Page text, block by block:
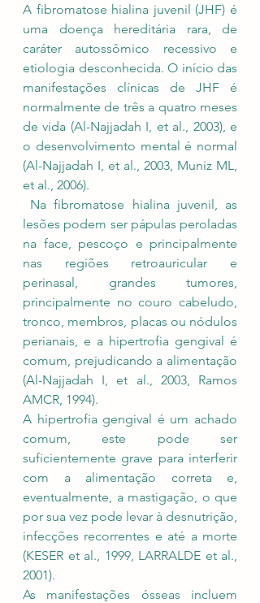
A fibromatose hialina juvenil (JHF) é
uma doença hereditária rara, de
caráter autossômico recessivo e
etiologia desconhecida. O início das
manifestações clínicas de JHF é
normalmente de três a quatro meses
de vida (Al-Najjadah I, et al., 2003), e
o desenvolvimento mental é normal
(Al-Najjadah I, et al., 2003, Muniz ML,
et al., 2006).
lesões podem ser pápulas peroladas
na face, pescoço e principalmente
nas regiões retroauricular e
perinasal, grandes tumores,
principalmente no couro cabeludo,
tronco, membros, placas ou nódulos
perianais, e a hipertrofia gengival é
comum, prejudicando a alimentação
(Al-Najjadah I, et al., 2003, Ramos
AMCR, 1994).
A hipertrofia gengival é um achado
comum, este pode ser
suficientemente grave para interferir
com a alimentação correta e,
eventualmente, a mastigação, o que
por sua vez pode levar à desnutrição,
infecções recorrentes e até a morte
(KESER et al., 1999, LARRALDE et al.,
2001).
As manifestações ósseas incluem